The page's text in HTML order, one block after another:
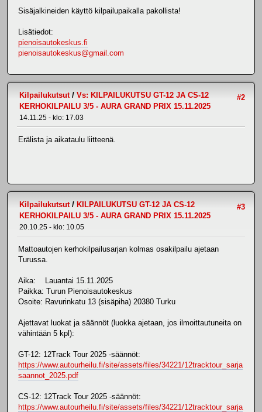
Sisäjalkineiden käyttö kilpailupaikalla pakollista!
Lisätiedot:
pienoisautokeskus.fi
pienoisautokeskus@gmail.com
#2
Kilpailukutsut/ Vs: KILPAILUKUTSU GT-12 JA CS-12
KERHOKILPAILU 3/5 - AURA GRAND PRIX 15.11.2025
14.11.25 - klo: 17.03
Erälista ja aikataulu liitteenä.
#3
Kilpailukutsut/ KILPAILUKUTSU GT-12 JA CS-12
KERHOKILPAILU 3/5 - AURA GRAND PRIX 15.11.2025
20.10.25 - klo: 10.05
Mattoautojen kerhokilpailusarjan kolmas osakilpailu ajetaan
Turussa.
Aika: Lauantai 15.11.2025
Paikka: Turun Pienoisautokeskus
Osoite: Ravurinkatu 13 (sisäpiha) 20380 Turku
Ajettavat luokat ja säännöt (luokka ajetaan, jos ilmoittautuneita on
vähintään 5 kpl):
GT-12: 12Track Tour 2025 -säännöt:
https://www.autourheilu.fi/site/assets/files/34221/12tracktour_sarja
saannot_2025.pdf
CS-12: 12Track Tour 2025 -säännöt:
https://www.autourheilu.fi/site/assets/files/34221/12tracktour_sarja